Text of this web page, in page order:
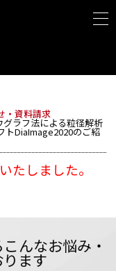
・資料請求
グラフ法による粒径解析
トDiaImage2020のご紹
たしました。
んなお悩み・
ます